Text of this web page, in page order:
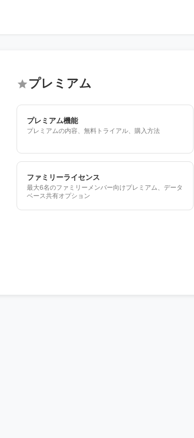
starプレミアム
プレミアム機能
プレミアムの内容、無料トライアル、購入方法
ファミリーライセンス
最大6名のファミリーメンバー向けプレミアム、データ
ベース共有オプション